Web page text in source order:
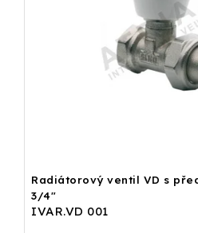
Radiátorový ventil VD s
3/4"
IVAR.VD 001